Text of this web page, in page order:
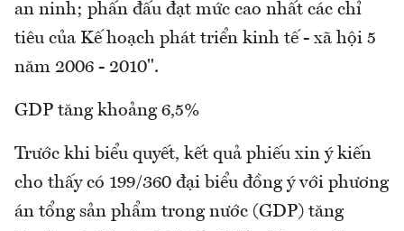
an ninh; phấn đấu đạt mức cao nhất các chỉ
tiêu của Kế hoạch phát triển kinh tế - xã hội 5
năm 2006 - 2010".
GDP tăng khoảng 6,5%
Trước khi biểu quyết, kết quả phiếu xin ý kiến
cho thấy có 199/360 đại biểu đồng ý với phương
án tổng sản phẩm trong nước (GDP) tăng